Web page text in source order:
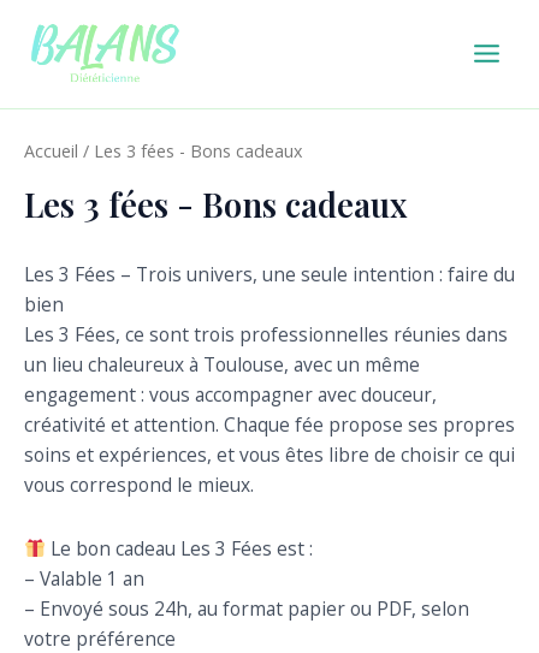
contenu
Accueil / Les 3 fées - Bons cadeaux
Les 3 fées - Bons cadeaux
Les 3 Fées – Trois univers, une seule intention : faire du
bien
Les 3 Fées, ce sont trois professionnelles réunies dans
un lieu chaleureux à Toulouse, avec un même
engagement : vous accompagner avec douceur,
créativité et attention. Chaque fée propose ses propres
soins et expériences, et vous êtes libre de choisir ce qui
vous correspond le mieux.
Le bon cadeau Les 3 Fées est :
– Valable 1 an
– Envoyé sous 24h, au format papier ou PDF, selon
votre préférence